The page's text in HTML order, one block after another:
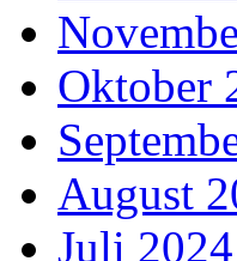
Oktober
August
Juli 2024